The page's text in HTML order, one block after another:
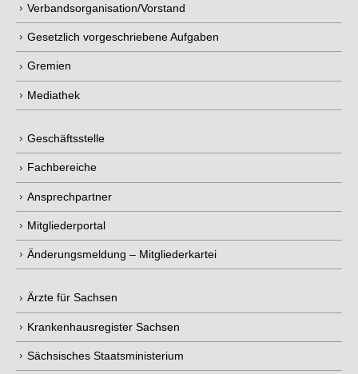
Verbandsorganisation/Vorstand
Gesetzlich vorgeschriebene Aufgaben
Gremien
Mediathek
Geschäftsstelle
Fachbereiche
Ansprechpartner
Mitgliederportal
Änderungsmeldung – Mitgliederkartei
Ärzte für Sachsen
Krankenhausregister Sachsen
Sächsisches Staatsministerium